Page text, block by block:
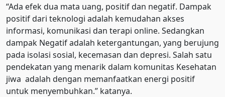
“Ada efek dua mata uang, positif dan negatif. Dampak
positif dari teknologi adalah kemudahan akses
informasi, komunikasi dan terapi online. Sedangkan
dampak Negatif adalah ketergantungan, yang berujung
pada isolasi sosial, kecemasan dan depresi. Salah satu
pendekatan yang menarik dalam komunitas Kesehatan
jiwa adalah dengan memanfaatkan energi positif
untuk menyembuhkan.” katanya.